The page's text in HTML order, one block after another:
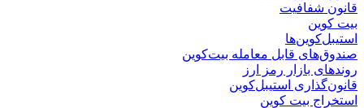
قانون شفافیت
بیت کوین
استیبل‌کوین‌ها
صندوق‌های قابل معامله بیت‌کوین
روندهای بازار رمز ارز
قانون‌گذاری استیبل‌کوین
استخراج بیت کوین